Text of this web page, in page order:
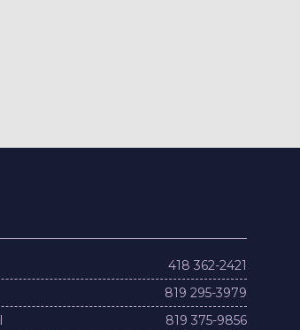
418 362-2421
819 295-3979
819 375-9856